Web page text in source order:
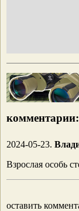
комментарии:
2024-05-23.
Взрослая особь
оставить